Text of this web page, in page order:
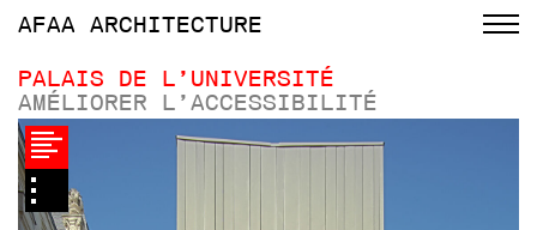
AFAA ARCHITECTURE
PALAIS DE L’UNIVERSITÉ
AMÉLIORER L’ACCESSIBILITÉ